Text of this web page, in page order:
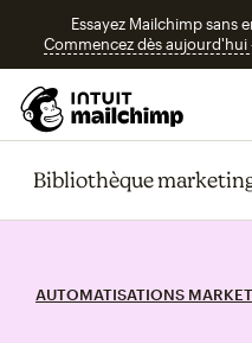
Essayez Mailchimp sans
Commencez dès
Bibliothèque
AUTOMATISATIONS